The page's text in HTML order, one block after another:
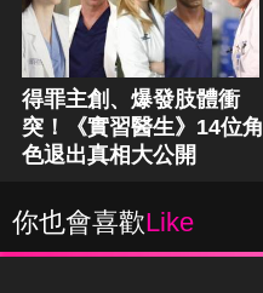
得罪主創、爆發肢體衝
突！《實習醫生》14位角
色退出真相大公開
你也會喜歡Like